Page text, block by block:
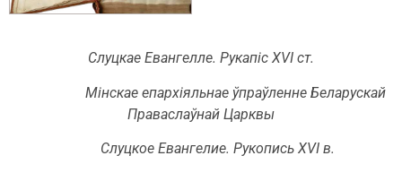
Слуцкае Евангелле. Рукапіс XVI ст.
Мінскае епархіяльнае ўпраўленне Беларускай
Праваслаўнай Царквы
Слуцкое Евангелие. Рукопись XVI в.